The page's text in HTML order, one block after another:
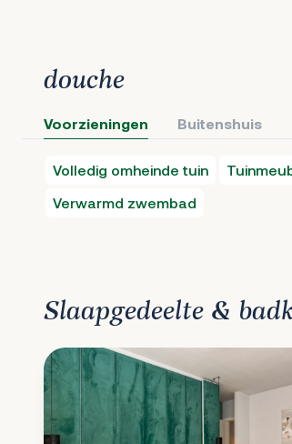
douche
Voorzieningen Buitenshuis
Volledig omheinde tuin
Verwarmd zwembad
Slaapgedeelte &